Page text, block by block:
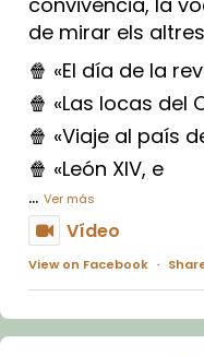
de mirar els
🍿 «El día de la
🍿 «Las locas del
🍿 «Viaje al país
🍿 «León XIV, e
... Ver más
Vídeo
View on Facebook ·
Arquebisbat